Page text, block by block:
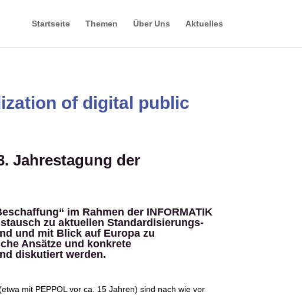
Startseite Themen Über Uns Aktuelles
of digital public
Jahrestagung der
im Rahmen der INFORMATIK
zu aktuellen Standardisierungs-
und mit Blick auf Europa zu
Ansätze und konkrete
diskutiert werden.
mit PEPPOL vor ca. 15 Jahren) sind nach wie vor